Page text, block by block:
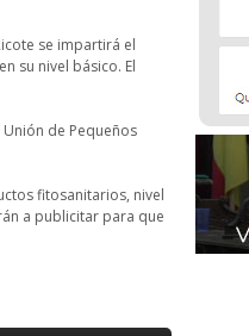
se impartirá el
su nivel básico. El
de Pequeños
fitosanitarios, nivel
a publicitar para que